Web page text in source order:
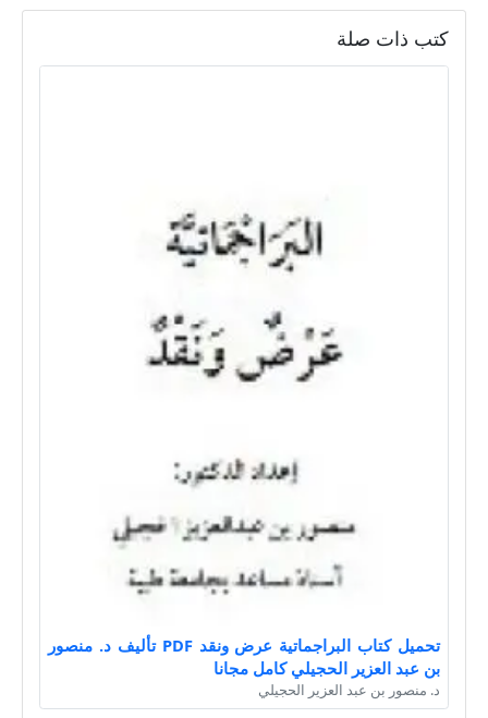
كتب ذات صلة
تحميل كتاب البراجماتية عرض ونقد PDF تأليف د. منصور
بن عبد العزير الحجيلي كامل مجانا
د. منصور بن عبد العزير الحجيلي